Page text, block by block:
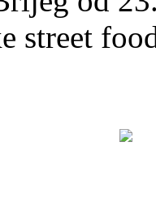
street